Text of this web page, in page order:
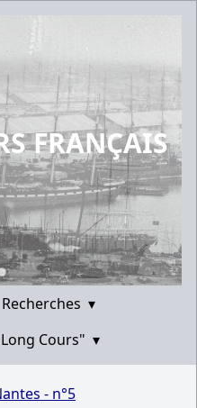
FRANÇAIS
Recherches ▾
Cours" ▾
- n°5